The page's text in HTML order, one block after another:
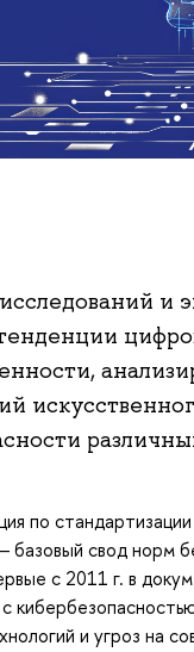
и
по
базовый свод норм
с 2011 г. в
и угроз на